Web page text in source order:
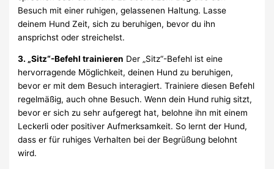
Besuch mit einer ruhigen, gelassenen Haltung. Lasse
deinem Hund Zeit, sich zu beruhigen, bevor du ihn
ansprichst oder streichelst.
3. „Sitz“-Befehl trainieren Der „Sitz“-Befehl ist eine
hervorragende Möglichkeit, deinen Hund zu beruhigen,
bevor er mit dem Besuch interagiert. Trainiere diesen Befehl
regelmäßig, auch ohne Besuch. Wenn dein Hund ruhig sitzt,
bevor er sich zu sehr aufgeregt hat, belohne ihn mit einem
Leckerli oder positiver Aufmerksamkeit. So lernt der Hund,
dass er für ruhiges Verhalten bei der Begrüßung belohnt
wird.